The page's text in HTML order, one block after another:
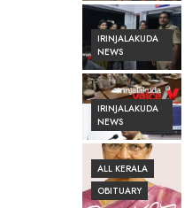
IRINJALAKUDA
NEWS
IRINJALAKUDA
NEWS
ALL KERALA
OBITUARY